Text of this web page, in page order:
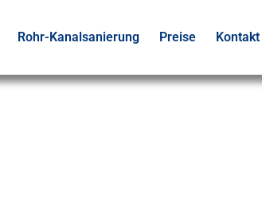
Rohr-Kanalsanierung Preise Kontakt